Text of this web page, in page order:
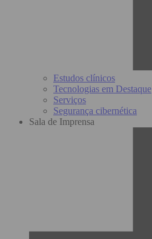
Estudos clínicos
Tecnologias em Destaque
Serviços
Segurança cibernética
Sala de Imprensa